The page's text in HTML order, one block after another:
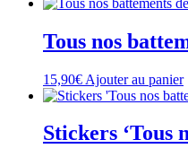
Tous nos
15,90€ Ajouter au panier
Stickers ‘Tous